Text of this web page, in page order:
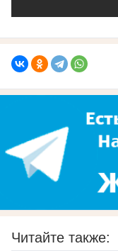
Читайте также: